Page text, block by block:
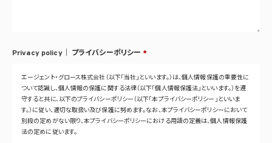
Privacy policy｜ プライバシーポリシー *
エージェント・グロース株式会社（以下「当社」といいます。）は、個人情報保護の重要性に
ついて認識し、個人情報の保護に関する法律（以下「個人情報保護法」といいます。）を遵
守すると共に、以下のプライバシーポリシー（以下「本プライバシーポリシー」といいま
す。）に従い、適切な取扱い及び保護に努めます。なお、本プライバシーポリシーにおいて
別段の定めがない限り、本プライバシーポリシーにおける用語の定義は、個人情報保護
法の定めに従います。